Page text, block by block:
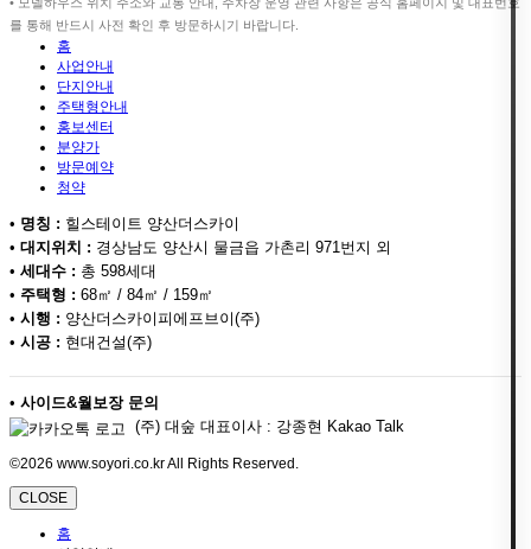
를 통해 반드시 사전 확인 후 방문하시기 바랍니다.
홈
사업안내
단지안내
주택형안내
홍보센터
분양가
방문예약
청약
• 명칭 : 힐스테이트 양산더스카이
• 대지위치 : 경상남도 양산시 물금읍 가촌리 971번지 외
• 세대수 : 총 598세대
• 주택형 : 68㎡ / 84㎡ / 159㎡
• 시행 : 양산더스카이피에프브이(주)
• 시공 : 현대건설(주)
• 사이드&월보장 문의
(주) 대숲 대표이사 : 강종현 Kakao Talk
©2026 www.soyori.co.kr All Rights Reserved.
CLOSE
홈